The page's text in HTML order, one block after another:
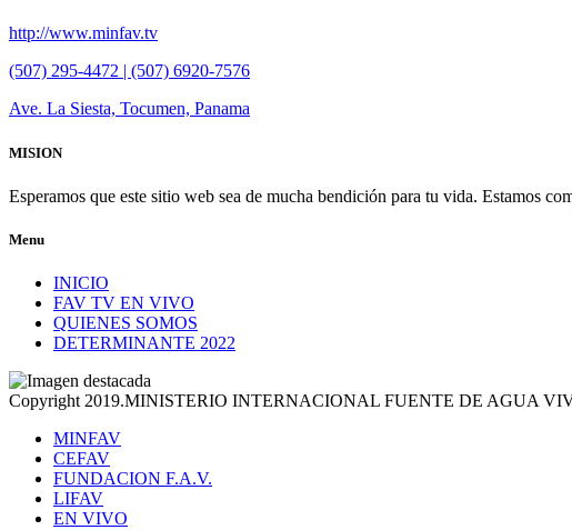
http://www.minfav.tv
(507) 295-4472 | (507) 6920-7576
Ave. La Siesta, Tocumen, Panama
MISION
Esperamos que este sitio web sea de mucha bendición para tu vida. Estamos
Menu
INICIO
FAV TV EN VIVO
QUIENES SOMOS
DETERMINANTE 2022
Copyright 2019.MINISTERIO INTERNACIONAL FUENTE DE AGUA
MINFAV
CEFAV
FUNDACION F.A.V.
LIFAV
EN VIVO